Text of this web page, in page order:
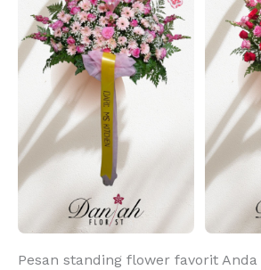
Pesan standing flower favorit